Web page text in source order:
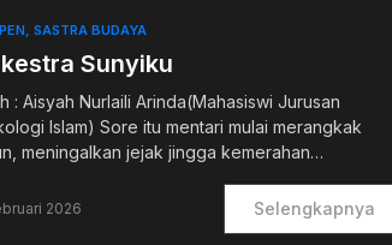
SASTRA BUDAYA
Sunyiku
: Aisyah Nurlaili Arinda(Mahasiswi Jurusan
Islam) Sore itu mentari mulai merangkak
meningalkan jejak jingga kemerahan…
2026 Selengkapnya